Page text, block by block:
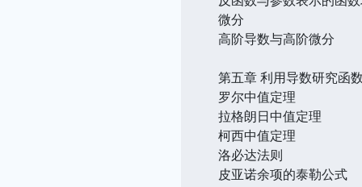
微分
高阶导数与高阶微分
第五章 利用导数研究函
罗尔中值定理
拉格朗日中值定理
柯西中值定理
洛必达法则
皮亚诺余项的泰勒公式